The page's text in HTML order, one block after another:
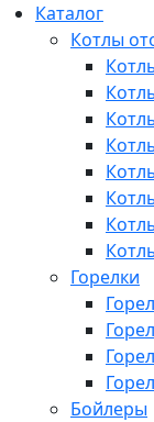
Каталог
Котлы
Горелки
Бойлеры